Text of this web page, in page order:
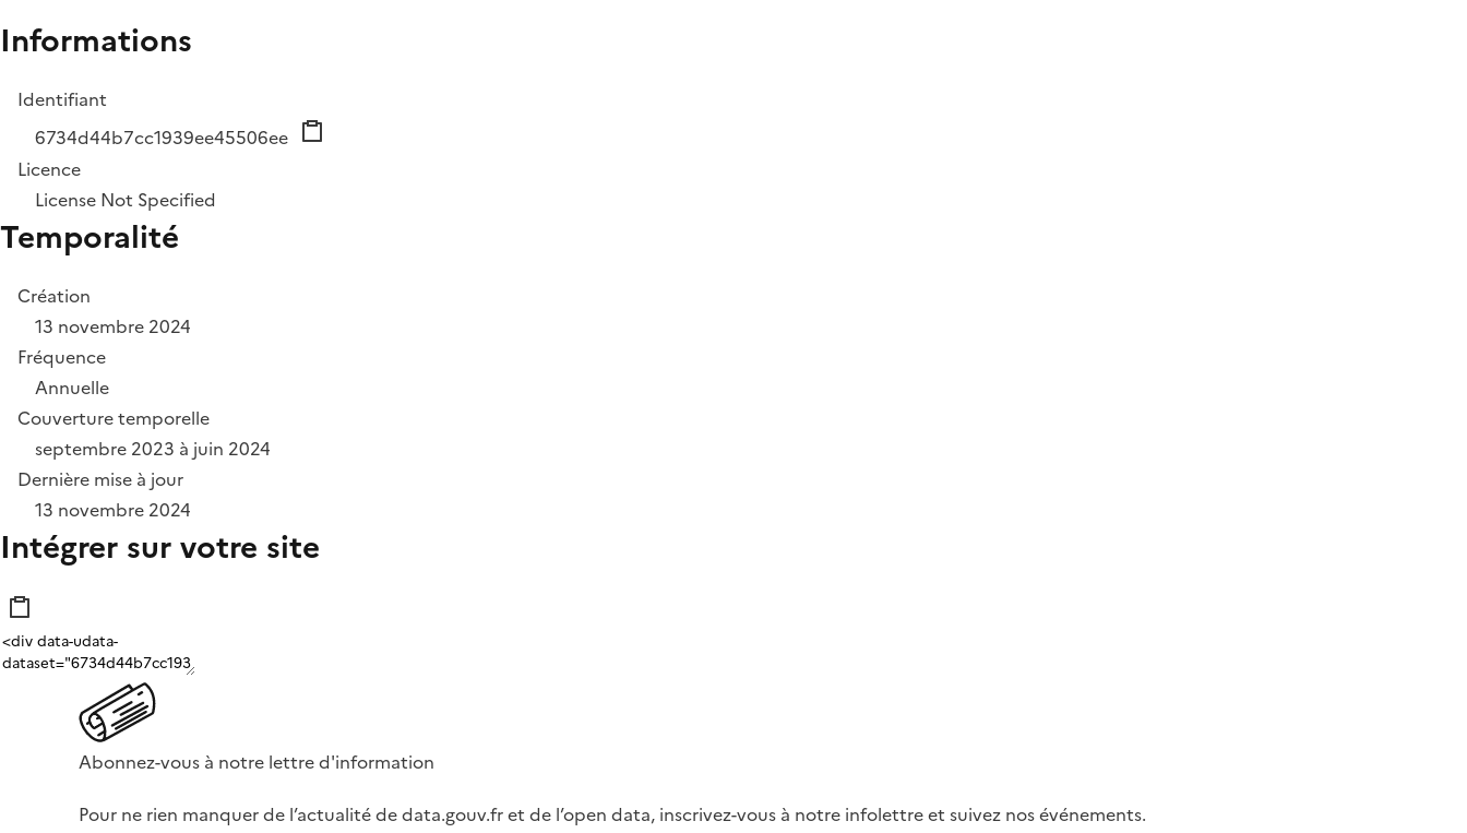
Informations
Identifiant
6734d44b7cc1939ee45506ee
Licence
License Not Specified
Temporalité
Création
13 novembre 2024
Fréquence
Annuelle
Couverture temporelle
septembre 2023 à juin 2024
Dernière mise à jour
13 novembre 2024
Intégrer sur votre site
Abonnez-vous à notre lettre d'information
Pour ne rien manquer de l’actualité de data.gouv.fr et de l’open data, inscrivez-vous à notre infolettre et suivez nos événements.